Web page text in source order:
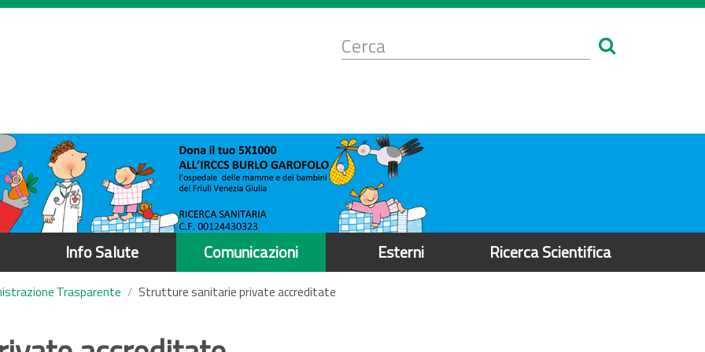
Form
di
Info Salute Comunicazioni Esterni Ricerca Scientifica
Trasparente Strutture sanitarie private accreditate